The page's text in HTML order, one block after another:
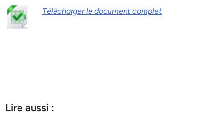
Télécharger le document complet
Lire aussi :